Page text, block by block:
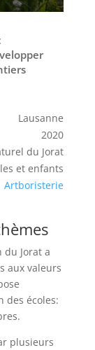
Lausanne
2020
du Jorat
et enfants
Artboristerie
Jorat a
aux valeurs
des écoles:
plusieurs